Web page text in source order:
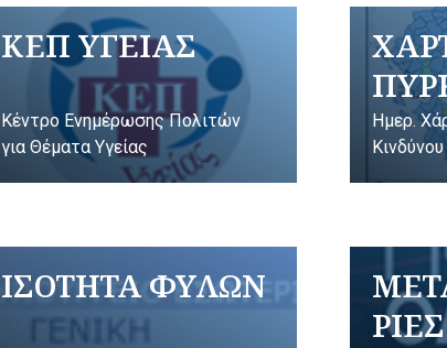
ΚΕΠ ΥΓΕΙΑΣ
Κέντρο Ενημέρωσης Πολιτών
για Θέματα Υγείας
Ημερ.
ΙΣΟΤΗΤΑ ΦΥΛΩΝ
ΡΙΕΣ